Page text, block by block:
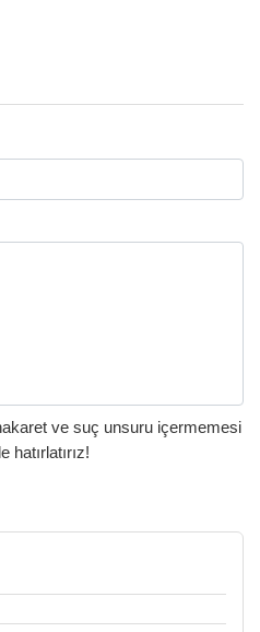
ve suç unsuru içermemesi
hatırlatırız!